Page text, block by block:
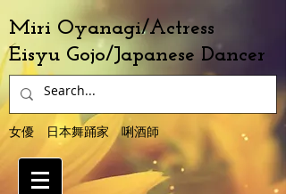
Miri Oyanagi/Actress
Eisyu Gojo/Japanese Dancer
女優 日本舞踊家 唎酒師